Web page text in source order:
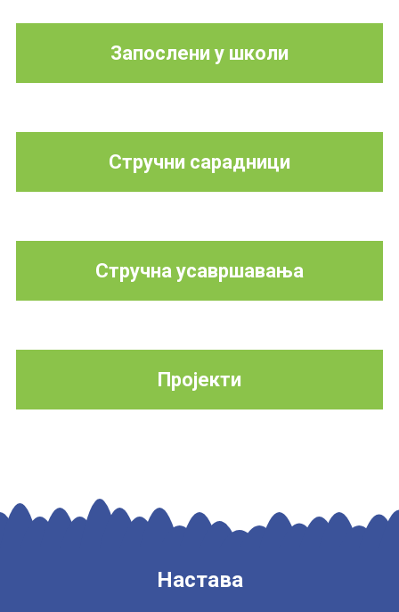
Запослени у школи
Стручни сарадници
Стручна усавршавања
Пројекти
Настава